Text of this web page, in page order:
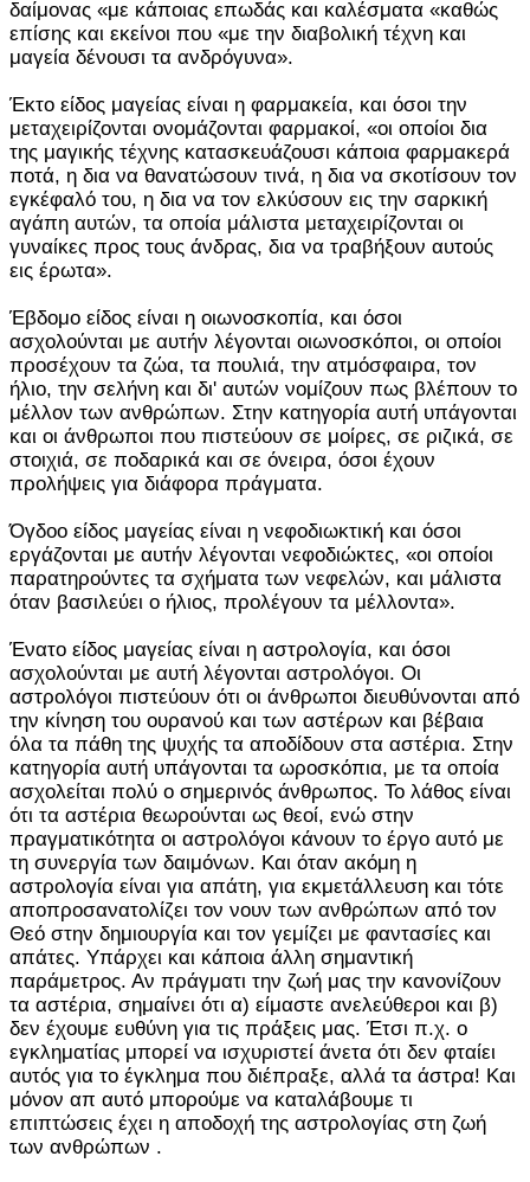
δαίμονας «με κάποιας επωδάς και καλέσματα «καθώς
επίσης και εκείνοι που «με την διαβολική τέχνη και
μαγεία δένουσι τα ανδρόγυνα».
Έκτο είδος μαγείας είναι η φαρμακεία, και όσοι την
μεταχειρίζονται ονομάζονται φαρμακοί, «οι οποίοι δια
της μαγικής τέχνης κατασκευάζουσι κάποια φαρμακερά
ποτά, η δια να θανατώσουν τινά, η δια να σκοτίσουν τον
εγκέφαλό του, η δια να τον ελκύσουν εις την σαρκική
αγάπη αυτών, τα οποία μάλιστα μεταχειρίζονται οι
γυναίκες προς τους άνδρας, δια να τραβήξουν αυτούς
εις έρωτα».
Έβδομο είδος είναι η οιωνοσκοπία, και όσοι
ασχολούνται με αυτήν λέγονται οιωνοσκόποι, οι οποίοι
προσέχουν τα ζώα, τα πουλιά, την ατμόσφαιρα, τον
ήλιο, την σελήνη και δι' αυτών νομίζουν πως βλέπουν το
μέλλον των ανθρώπων. Στην κατηγορία αυτή υπάγονται
και οι άνθρωποι που πιστεύουν σε μοίρες, σε ριζικά, σε
στοιχιά, σε ποδαρικά και σε όνειρα, όσοι έχουν
προλήψεις για διάφορα πράγματα.
Όγδοο είδος μαγείας είναι η νεφοδιωκτική και όσοι
εργάζονται με αυτήν λέγονται νεφοδιώκτες, «οι οποίοι
παρατηρούντες τα σχήματα των νεφελών, και μάλιστα
όταν βασιλεύει ο ήλιος, προλέγουν τα μέλλοντα».
Ένατο είδος μαγείας είναι η αστρολογία, και όσοι
ασχολούνται με αυτή λέγονται αστρολόγοι. Οι
αστρολόγοι πιστεύουν ότι οι άνθρωποι διευθύνονται από
την κίνηση του ουρανού και των αστέρων και βέβαια
όλα τα πάθη της ψυχής τα αποδίδουν στα αστέρια. Στην
κατηγορία αυτή υπάγονται τα ωροσκόπια, με τα οποία
ασχολείται πολύ ο σημερινός άνθρωπος. Το λάθος είναι
ότι τα αστέρια θεωρούνται ως θεοί, ενώ στην
πραγματικότητα οι αστρολόγοι κάνουν το έργο αυτό με
τη συνεργία των δαιμόνων. Και όταν ακόμη η
αστρολογία είναι για απάτη, για εκμετάλλευση και τότε
αποπροσανατολίζει τον νουν των ανθρώπων από τον
Θεό στην δημιουργία και τον γεμίζει με φαντασίες και
απάτες. Υπάρχει και κάποια άλλη σημαντική
παράμετρος. Αν πράγματι την ζωή μας την κανονίζουν
τα αστέρια, σημαίνει ότι α) είμαστε ανελεύθεροι και β)
δεν έχουμε ευθύνη για τις πράξεις μας. Έτσι π.χ. ο
εγκληματίας μπορεί να ισχυριστεί άνετα ότι δεν φταίει
αυτός για το έγκλημα που διέπραξε, αλλά τα άστρα! Και
μόνον απ αυτό μπορούμε να καταλάβουμε τι
επιπτώσεις έχει η αποδοχή της αστρολογίας στη ζωή
των ανθρώπων .